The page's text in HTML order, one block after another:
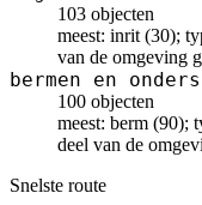
103 objecten
meest: inrit (30);
van de omgeving
bermen en
100 objecten
meest: berm (90);
deel van de
Snelste route